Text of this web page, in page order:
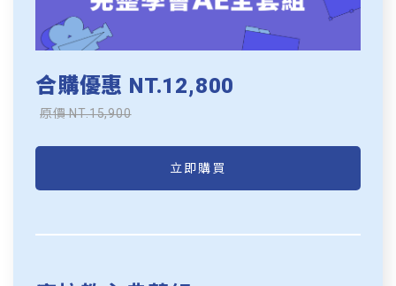
合購優惠 NT.12,800
原價 NT.15,900
立即購買